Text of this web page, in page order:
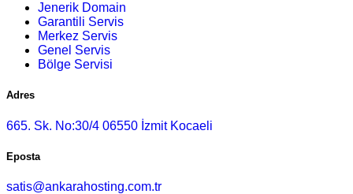
Jenerik Domain
Garantili Servis
Merkez Servis
Genel Servis
Bölge Servisi
Adres
665. Sk. No:30/4 06550 İzmit Kocaeli
Eposta
satis@ankarahosting.com.tr